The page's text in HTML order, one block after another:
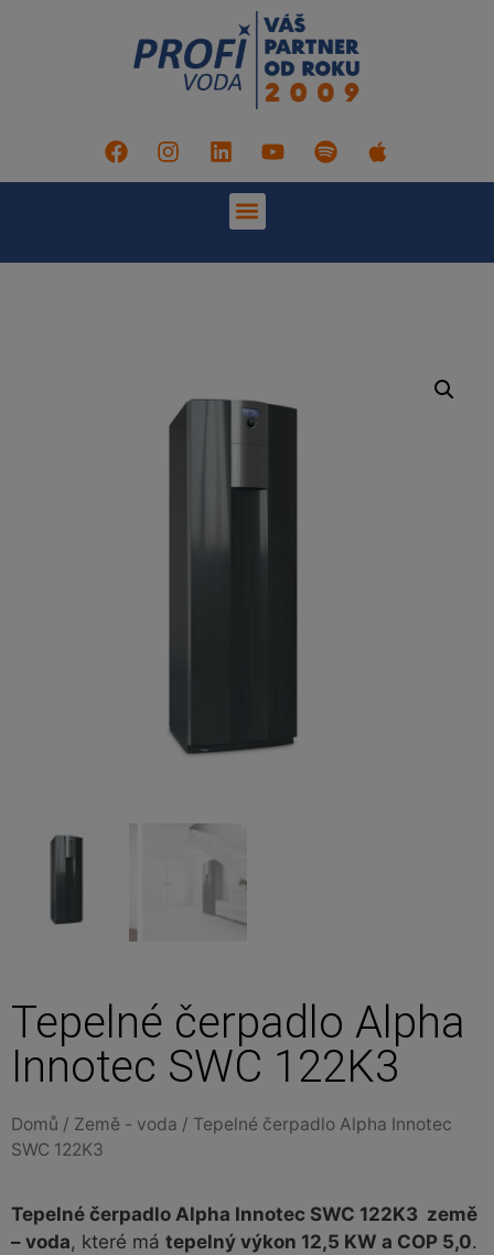
Tepelné čerpadlo Alpha
Innotec SWC 122K3
Domů / Země - voda / Tepelné čerpadlo Alpha Innotec
SWC 122K3
Tepelné čerpadlo Alpha Innotec SWC 122K3 země
– voda, které má tepelný výkon 12,5 KW a COP 5,0.